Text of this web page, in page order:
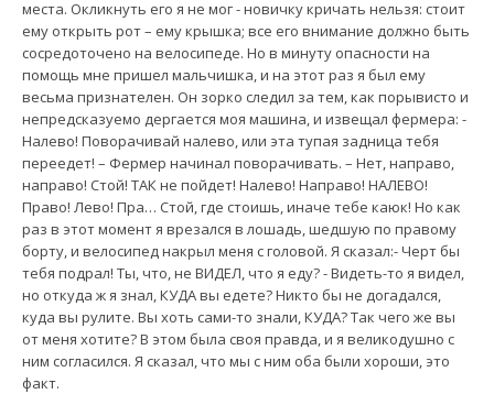
места. Окликнуть его я не мог - новичку кричать нельзя: стоит
ему открыть рот – ему крышка; все его внимание должно быть
сосредоточено на велосипеде. Но в минуту опасности на
помощь мне пришел мальчишка, и на этот раз я был ему
весьма признателен. Он зорко следил за тем, как порывисто и
непредсказуемо дергается моя машина, и извещал фермера: -
Налево! Поворачивай налево, или эта тупая задница тебя
переедет! – Фермер начинал поворачивать. – Нет, направо,
направо! Стой! ТАК не пойдет! Налево! Направо! НАЛЕВО!
Право! Лево! Пра… Стой, где стоишь, иначе тебе каюк! Но как
раз в этот момент я врезался в лошадь, шедшую по правому
борту, и велосипед накрыл меня с головой. Я сказал:- Черт бы
тебя подрал! Ты, что, не ВИДЕЛ, что я еду? - Видеть-то я видел,
но откуда ж я знал, КУДА вы едете? Никто бы не догадался,
куда вы рулите. Вы хоть сами-то знали, КУДА? Так чего же вы
от меня хотите? В этом была своя правда, и я великодушно с
ним согласился. Я сказал, что мы с ним оба были хороши, это
факт.